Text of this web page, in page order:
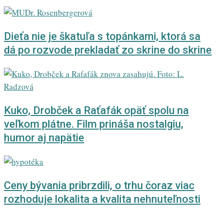
Dieťa nie je škatuľa s topánkami, ktorá sa
dá po rozvode prekladať zo skrine do skrine
Kuko, Drobček a Raťafák opäť spolu na
veľkom plátne. Film prináša nostalgiu,
humor aj napätie
Ceny bývania pribrzdili, o trhu čoraz viac
rozhoduje lokalita a kvalita nehnuteľnosti